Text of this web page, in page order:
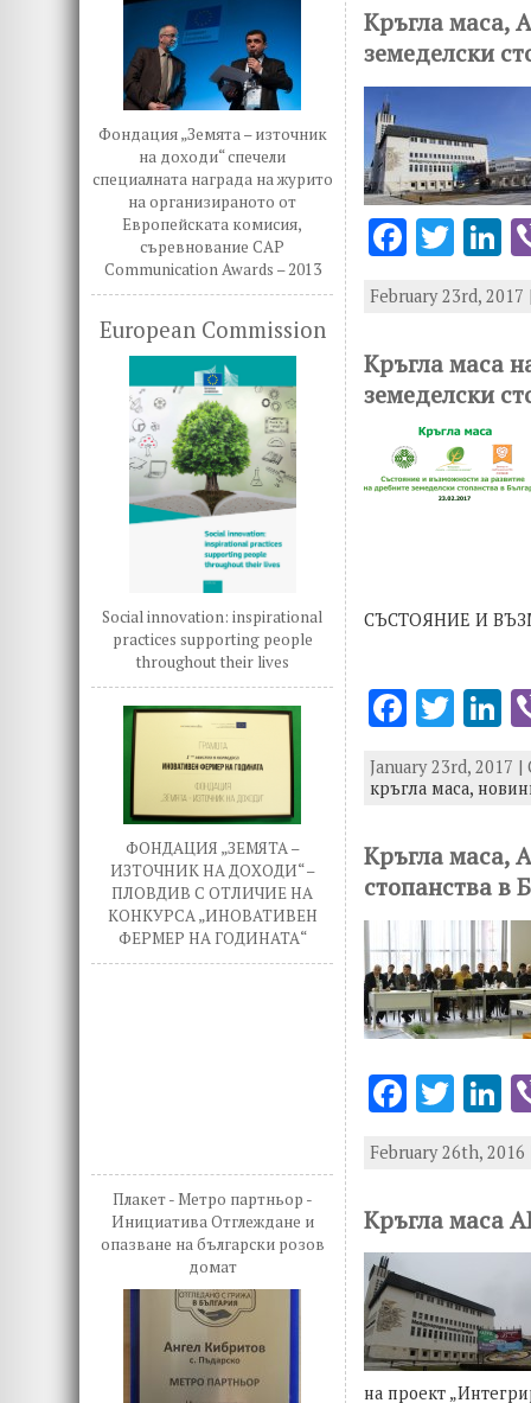
Фондация „Земята – източник
на доходи“ спечели
специалната награда на журито
на организираното от
Европейската комисия,
съревнование CAP
Communication Awards – 2013
European Commission
Social innovation: inspirational
practices supporting people
throughout their lives
ФОНДАЦИЯ „ЗЕМЯТА –
ИЗТОЧНИК НА ДОХОДИ“ –
ПЛОВДИВ С ОТЛИЧИЕ НА
КОНКУРСА „ИНОВАТИВЕН
ФЕРМЕР НА ГОДИНАТА“
Плакет - Метро партньор -
Инициатива Отглеждане и
опазване на български розов
домат
o
o
k
r
n
Кръгла маса,
земеделски
F
e
b
o
o
k
T
w
it
te
r
k
e
February 23rd, 2017
Кръгла маса
земеделски
СЪСТОЯНИЕ И
F
e
o
o
k
T
w
it
r
k
n
January 23rd, 2017
кръгла маса,
Кръгла маса,
стопанства в
F
e
b
o
o
k
T
w
it
te
r
n
k
e
February 26th, 2016
Кръгла маса
на проект